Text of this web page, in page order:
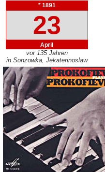
* 1891
23
April
vor 135 Jahren
in Sonzowka, Jekaterinoslaw